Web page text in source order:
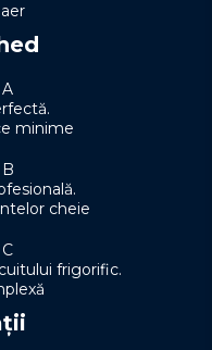
minime
cheie
frigorific.